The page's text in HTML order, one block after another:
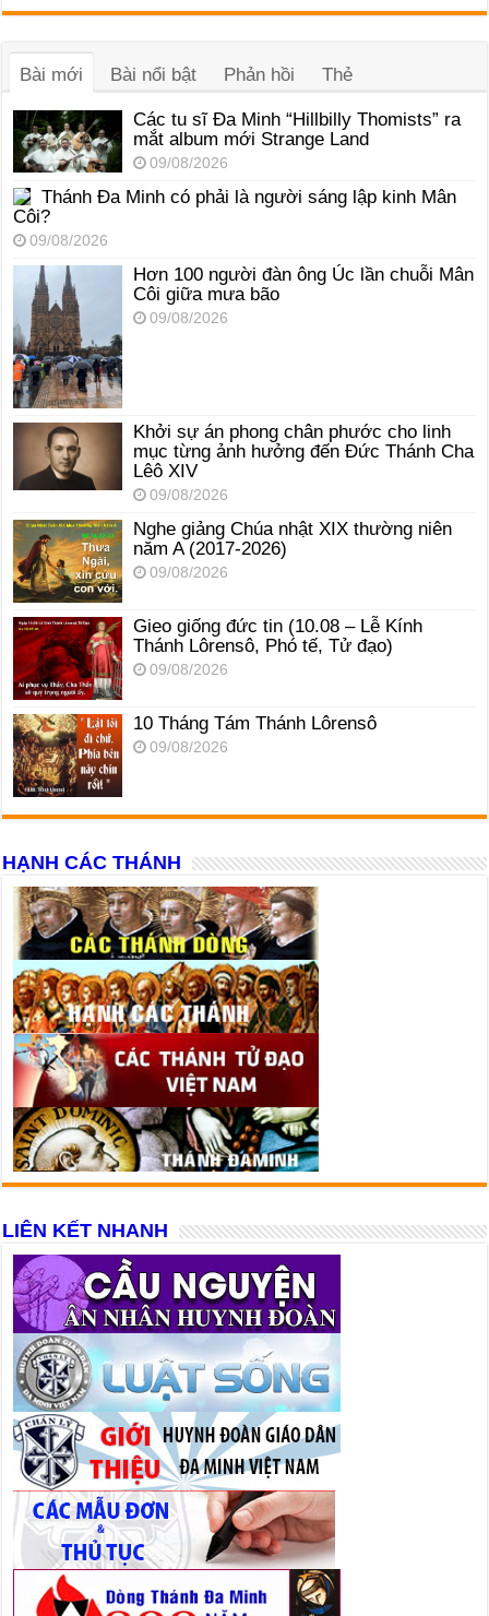
Bài mới
Bài nổi bật Phản hồi Thẻ
Các tu sĩ Đa Minh “Hillbilly Thomists” ra
mắt album mới Strange Land
09/08/2026
Thánh Đa Minh có phải là người sáng lập kinh Mân
Côi?
09/08/2026
Hơn 100 người đàn ông Úc lần chuỗi Mân
Côi giữa mưa bão
09/08/2026
Khởi sự án phong chân phước cho linh
mục từng ảnh hưởng đến Đức Thánh Cha
Lêô XIV
09/08/2026
Nghe giảng Chúa nhật XIX thường niên
năm A (2017-2026)
09/08/2026
Gieo giống đức tin (10.08 – Lễ Kính
Thánh Lôrensô, Phó tế, Tử đạo)
09/08/2026
10 Tháng Tám Thánh Lôrensô
09/08/2026
HẠNH CÁC THÁNH
LIÊN KẾT NHANH